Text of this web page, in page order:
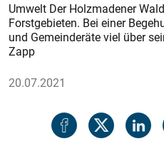
Umwelt Der Holzmadener
Forstgebieten. Bei einer
und Gemeinderäte viel über
Zapp
20.07.2021